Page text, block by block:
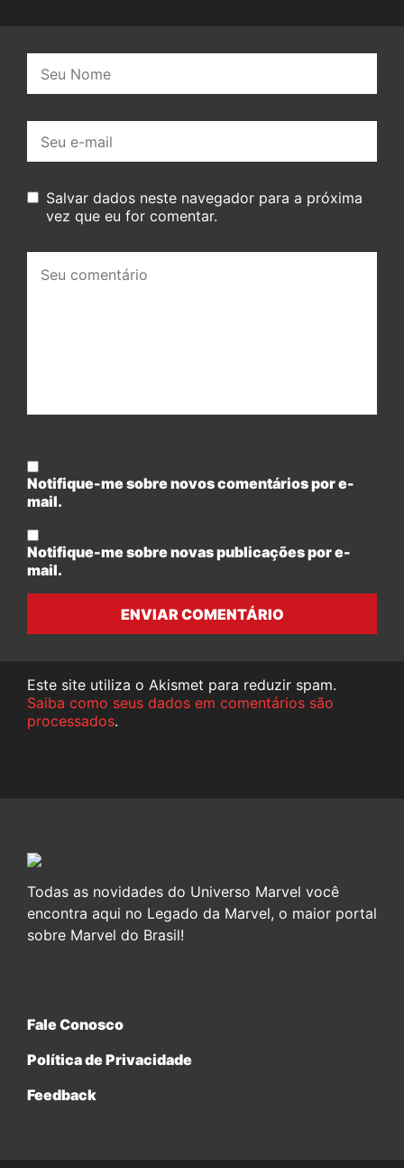
mail:
Salvar dados neste navegador para a próxima
vez que eu for comentar.
comentário:
Notifique-me sobre novos comentários por e-
mail.
Notifique-me sobre novas publicações por e-
mail.
ENVIAR COMENTÁRIO
Este site utiliza o Akismet para reduzir spam.
Saiba como seus dados em comentários são
processados.
Todas as novidades do Universo Marvel você
encontra aqui no Legado da Marvel, o maior portal
sobre Marvel do Brasil!
Fale Conosco
Política de Privacidade
Feedback